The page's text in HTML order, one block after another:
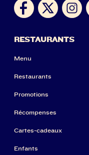
RESTAURANTS
Menu
Restaurants
Promotions
Récompenses
Cartes-cadeaux
Enfants